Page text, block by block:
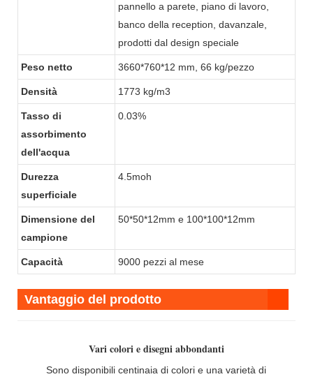
pannello a parete, piano di lavoro,
banco della reception, davanzale,
prodotti dal design speciale
Peso netto 3660*760*12 mm, 66 kg/pezzo
Densità 1773 kg/m3
Tasso di
assorbimento
dell'acqua
0.03%
Durezza
superficiale
4.5moh
Dimensione del
campione
50*50*12mm e 100*100*12mm
Capacità 9000 pezzi al mese
Vantaggio del prodotto
Vari colori e disegni abbondanti
Sono disponibili centinaia di colori e una varietà di